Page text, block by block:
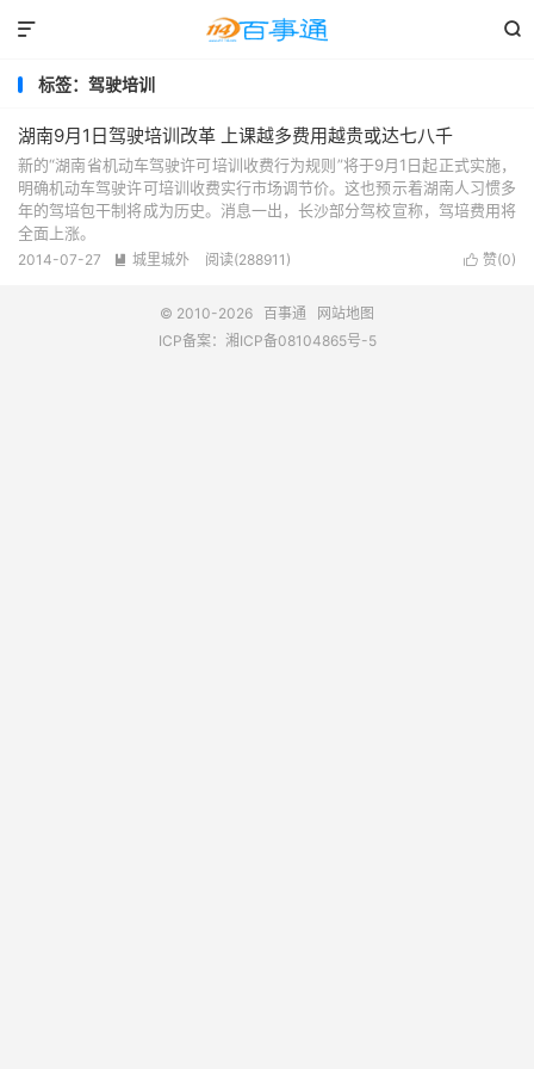


标签：驾驶培训
湖南9月1日驾驶培训改革 上课越多费用越贵或达七八千
新的“湖南省机动车驾驶许可培训收费行为规则”将于9月1日起正式实施，
明确机动车驾驶许可培训收费实行市场调节价。这也预示着湖南人习惯多
年的驾培包干制将成为历史。消息一出，长沙部分驾校宣称，驾培费用将
全面上涨。
 赞(0)
2014-07-27  城里城外 阅读(288911)
© 2010-2026 百事通
网站地图
ICP备案： 湘ICP备08104865号-5